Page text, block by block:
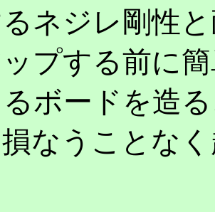
ネジレ剛性
プする前に
ボードを造
なうことな